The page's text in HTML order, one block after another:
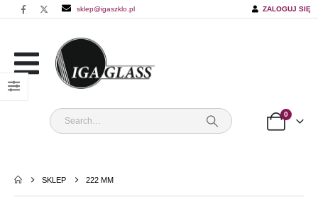
sklep@igaszklo.pl ZALOGUJ SIĘ
0
SKLEP 222 MM